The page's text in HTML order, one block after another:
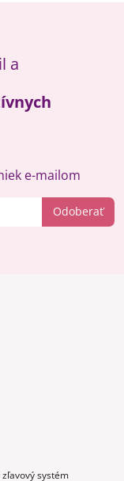
a
Odoberať
e-mailom
systém